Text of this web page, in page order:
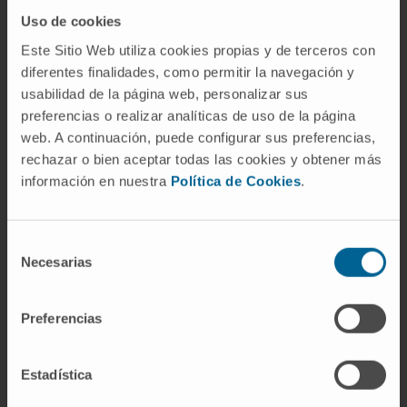
Uso de cookies
Este Sitio Web utiliza cookies propias y de terceros con
diferentes finalidades, como permitir la navegación y
usabilidad de la página web, personalizar sus
preferencias o realizar analíticas de uso de la página
web. A continuación, puede configurar sus preferencias,
rechazar o bien aceptar todas las cookies y obtener más
información en nuestra Política de Cookies.
Necesarias
Preferencias
Estadística
se producen en estos pacientes. Según el Dr.
Rafael Aldabe, miembro del equipo de terapia
génica del CIMA, “tras numerosos ensayos
fallidos, una compañía americana que investiga
con terapia génica (Sparks Therapeutics) anunció
en Italia unos resultados esperanzadores: cuatro
pacientes tratados con una nueva versión más
32% del nivel normal del factor IX en sangre. Esto
ha permitido que estos pacientes ya no necesiten
inyectarse factor IX. Aunque llevan ya varios
ensayos con más pacientes y esperar varios años
completamente la enfermedad”.